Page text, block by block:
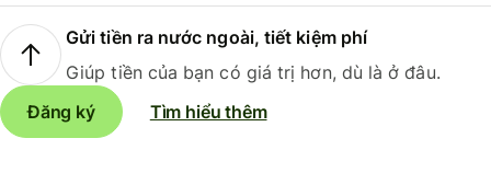
Gửi tiền ra nước ngoài, tiết kiệm phí
Giúp tiền của bạn có giá trị hơn, dù là ở đâu.
Đăng ký
Tìm hiểu thêm